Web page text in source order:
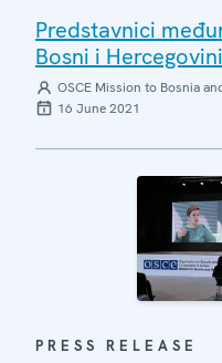
Predstavnici
Bosni i
OSCE Mission to Bosnia
16 June 2021
PRESS RELEASE